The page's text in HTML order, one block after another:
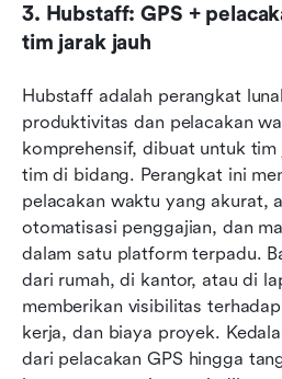
3. Hubstaff: GPS +
tim jarak jauh
Hubstaff adalah perangkat
produktivitas dan pelacakan
komprehensif, dibuat untuk
tim di bidang. Perangkat ini
pelacakan waktu yang akurat,
otomatisasi penggajian, dan
dalam satu platform terpadu.
dari rumah, di kantor, atau di
memberikan visibilitas
kerja, dan biaya proyek.
dari pelacakan GPS hingga